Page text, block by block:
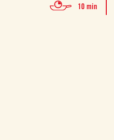
10 min